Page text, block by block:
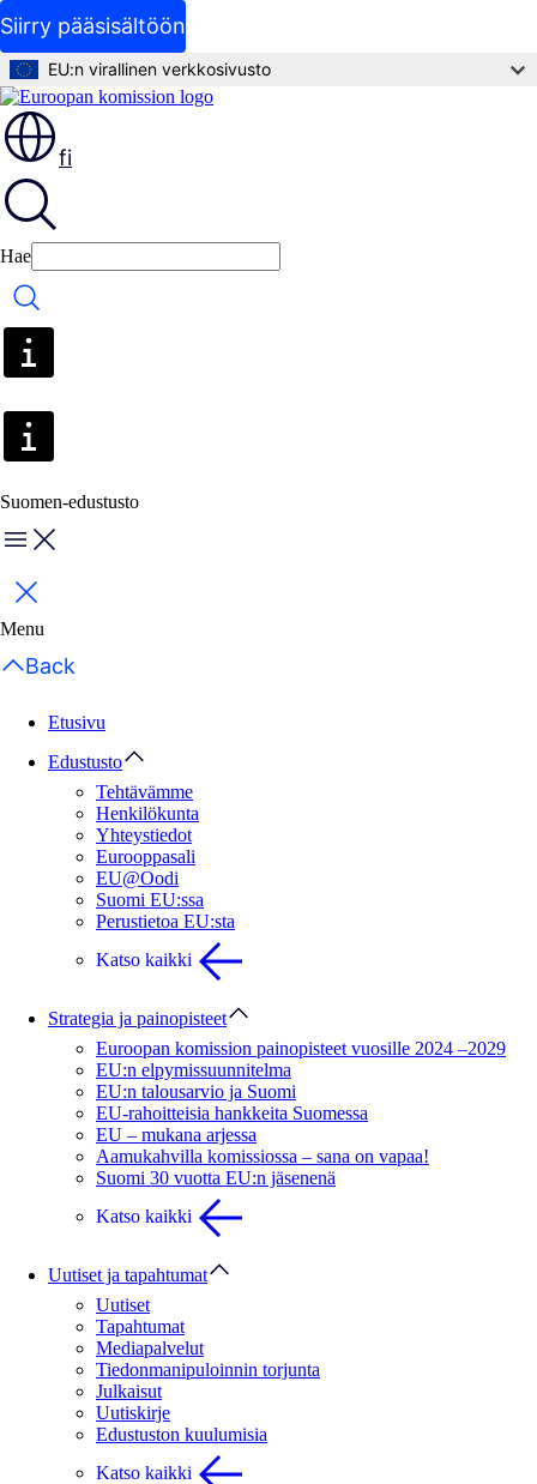
Siirry pääsisältöön
EU:n virallinen verkkosivusto
fi
Hae
Hae
Suomen-edustusto
Menu
Sulje
Menu
Back
Etusivu
Edustusto
Tehtävämme
Henkilökunta
Yhteystiedot
Eurooppasali
EU@Oodi
Suomi EU:ssa
Perustietoa EU:sta
Katso kaikki
Strategia ja painopisteet
Euroopan komission painopisteet vuosille 2024 –2029
EU:n elpymissuunnitelma
EU:n talousarvio ja Suomi
EU-rahoitteisia hankkeita Suomessa
EU – mukana arjessa
Aamukahvilla komissiossa – sana on vapaa!
Suomi 30 vuotta EU:n jäsenenä
Katso kaikki
Uutiset ja tapahtumat
Uutiset
Tapahtumat
Mediapalvelut
Tiedonmanipuloinnin torjunta
Julkaisut
Uutiskirje
Edustuston kuulumisia
Katso kaikki